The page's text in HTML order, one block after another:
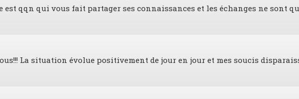
qqn qui vous fait partager ses connaissances et les échanges ne sont
La situation évolue positivement de jour en jour et mes soucis